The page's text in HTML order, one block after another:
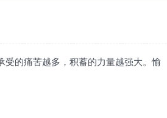
的痛苦越多，积蓄的力量越强大。愉